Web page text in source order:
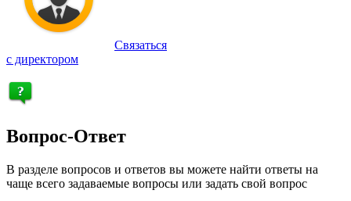
Связаться
с директором
Вопрос-Ответ
В разделе вопросов и ответов вы можете найти ответы на
чаще всего задаваемые вопросы или задать свой вопрос